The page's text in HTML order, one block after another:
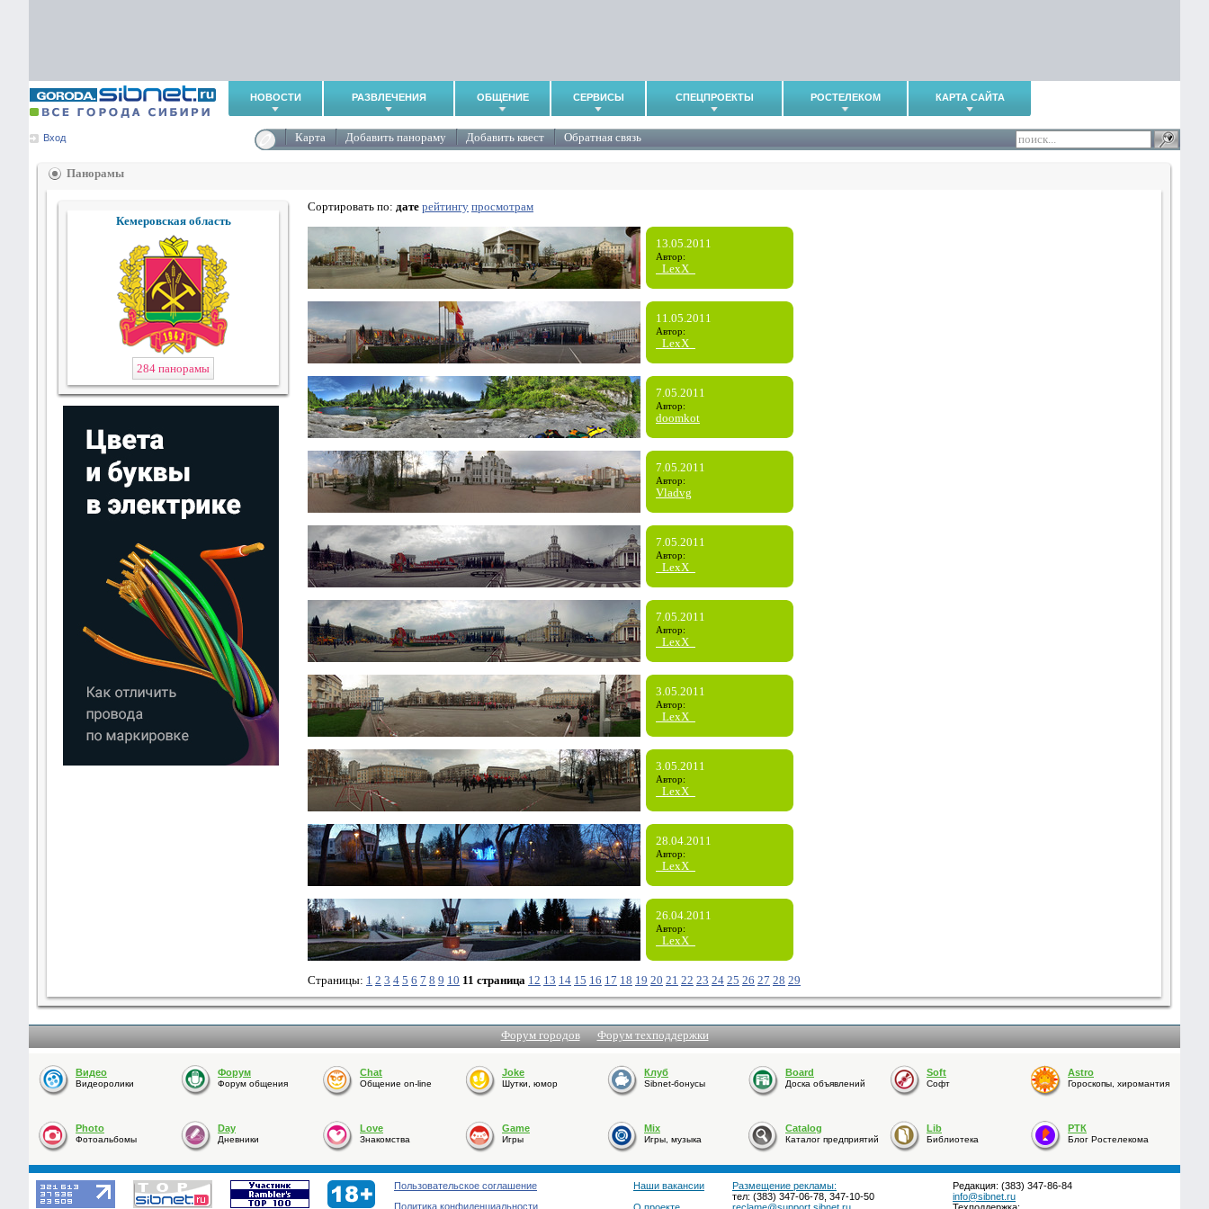
НОВОСТИ РАЗВЛЕЧЕНИЯ ОБЩЕНИЕ СЕРВИСЫ СПЕЦПРОЕКТЫ РОСТЕЛЕКОМ КАРТА САЙТА
Вход Карта Добавить панораму Добавить квест Обратная связь
Панорамы
Кемеровская область
284 панорамы
Сортировать по: дате рейтингу просмотрам
13.05.2011
Автор:
_LexX_
11.05.2011
Автор:
_LexX_
7.05.2011
Автор:
doomkot
7.05.2011
Автор:
Vladvg
7.05.2011
Автор:
_LexX_
7.05.2011
Автор:
_LexX_
3.05.2011
Автор:
_LexX_
3.05.2011
Автор:
_LexX_
28.04.2011
Автор:
_LexX_
26.04.2011
Автор:
_LexX_
Страницы: 1 2 3 4 5 6 7 8 9 10 11 страница 12 13 14 15 16 17 18 19 20 21 22 23 24 25 26 27 28 29
Форум городов Форум техподдержки
Видео
Видеоролики
Форум
Форум общения
Chat
Общение on-line
Joke
Шутки, юмор
Клуб
Sibnet-бонусы
Board
Доска объявлений
Soft
Софт
Astro
Гороскопы, хиромантия
Photo
Фотоальбомы
Day
Дневники
Love
Знакомства
Game
Игры
Mix
Игры, музыка
Catalog
Каталог предприятий
Lib
Библиотека
РТК
Блог Ростелекома
Редакция: (383) 347-86-84
info@sibnet.ru
Размещение рекламы:
тел: (383) 347-06-78, 347-10-50
Наши вакансии
Пользовательское соглашение
Политика конфиденциальности